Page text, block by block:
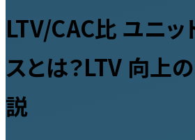
LTV/CAC比 ユニッ
スとは？LTV 向上
説